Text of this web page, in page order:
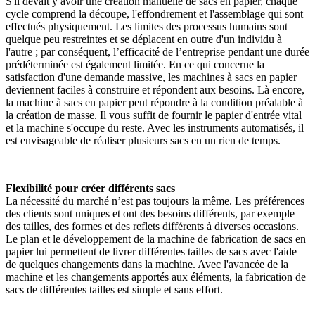
cycle comprend la découpe, l'effondrement et l'assemblage qui sont
effectués physiquement. Les limites des processus humains sont
quelque peu restreintes et se déplacent en outre d'un individu à
l'autre ; par conséquent, l’efficacité de l’entreprise pendant une durée
prédéterminée est également limitée. En ce qui concerne la
satisfaction d'une demande massive, les machines à sacs en papier
deviennent faciles à construire et répondent aux besoins. Là encore,
la machine à sacs en papier peut répondre à la condition préalable à
la création de masse. Il vous suffit de fournir le papier d'entrée vital
et la machine s'occupe du reste. Avec les instruments automatisés, il
est envisageable de réaliser plusieurs sacs en un rien de temps.
Flexibilité pour créer différents sacs
La nécessité du marché n’est pas toujours la même. Les préférences
des clients sont uniques et ont des besoins différents, par exemple
des tailles, des formes et des reflets différents à diverses occasions.
Le plan et le développement de la machine de fabrication de sacs en
papier lui permettent de livrer différentes tailles de sacs avec l'aide
de quelques changements dans la machine. Avec l'avancée de la
machine et les changements apportés aux éléments, la fabrication de
sacs de différentes tailles est simple et sans effort.